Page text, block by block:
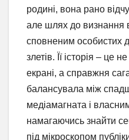
родині, вона рано
але шлях до визнання
сповненим особистих
злетів. Її історія – це
екрані, а справжня
балансувала між
медіамагната і
намагаючись знайти
під мікроскопом